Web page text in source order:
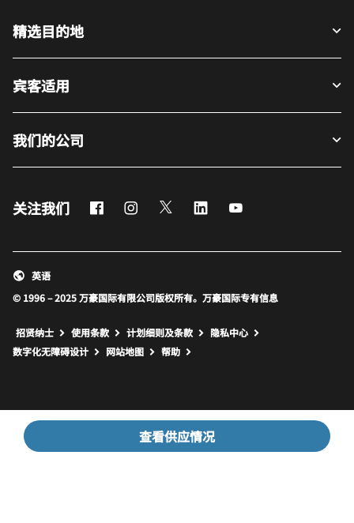
查看供应情况
精选目的地
宾客适用
我们的公司
关注我们 FacebookInstagram
Twitter LinkedIn
© 1996 – 2025 万豪国际有限公司版权所有。万豪国际专有信息
英语
招贤纳士 使用条款 计划细则及条款
隐私中心
数字化无障碍设计
网站地图 打开新窗口
帮助